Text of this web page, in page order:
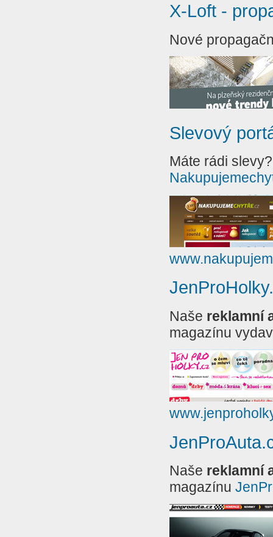
X-Loft -
Nové
Slevový
Máte rádi
Naše reklamní
magazínu
Naše reklamní
magazínu